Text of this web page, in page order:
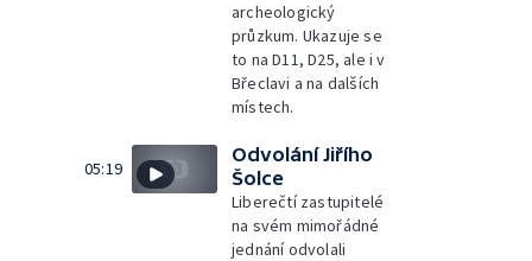
archeologický
průzkum. Ukazuje se
to na D11, D25, ale i v
Břeclavi a na dalších
místech.
05:19
Odvolání Jiřího
Šolce
Liberečtí zastupitelé
na svém mimořádné
jednání odvolali